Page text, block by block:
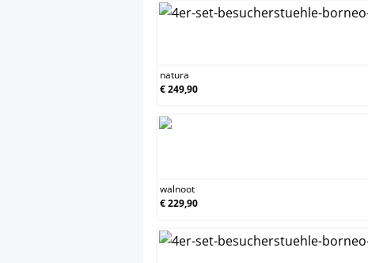
natura
€ 249,90
walnoot
€ 229,90